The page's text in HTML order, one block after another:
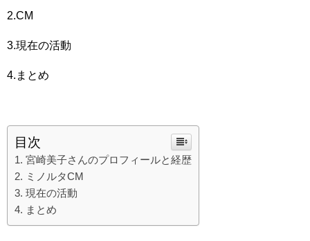
2.CM
3.現在の活動
4.まとめ
目次
宮崎美子さんのプロフィールと経歴
ミノルタCM
現在の活動
まとめ